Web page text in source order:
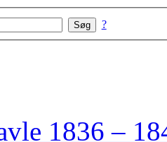
?
1836 –